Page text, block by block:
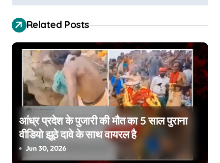
s
t
n
g
a
Related Posts
आंध्र प्रदेश के पुजारी की मौत का 5 साल पुराना
वीडियो झूठे दावे के साथ वायरल है
Jun 30, 2026